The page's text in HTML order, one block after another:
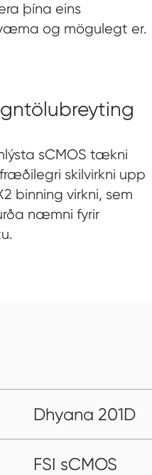
þína eins
og mögulegt er.
sCMOS tækni
skilvirkni upp
binning virkni, sem
næmni fyrir
Dhyana 201D
FSI sCMOS